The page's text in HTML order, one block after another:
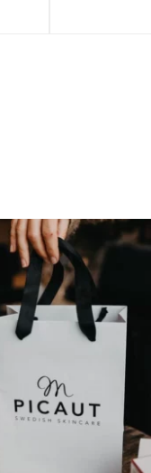
samlingsplats för
handel i
12 0